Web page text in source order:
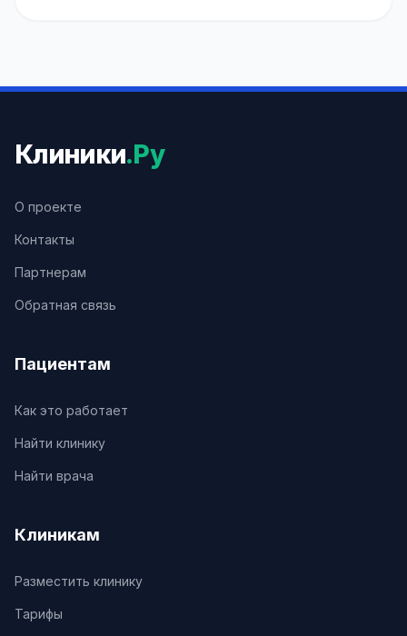
Клиники.Ру
О проекте
Контакты
Партнерам
Обратная связь
Пациентам
Как это работает
Найти клинику
Найти врача
Клиникам
Разместить клинику
Тарифы